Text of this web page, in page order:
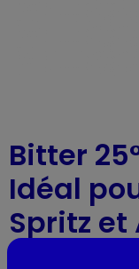
Bitter
Idéal
Spritz
Villa cardea